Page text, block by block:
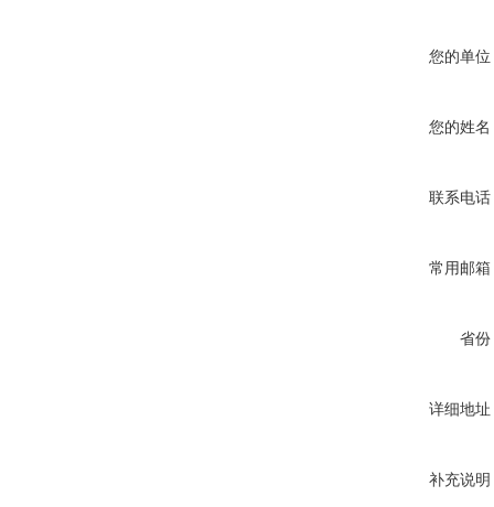
您的单位
您的姓名
联系电话
常用邮箱
省份
详细地址
补充说明